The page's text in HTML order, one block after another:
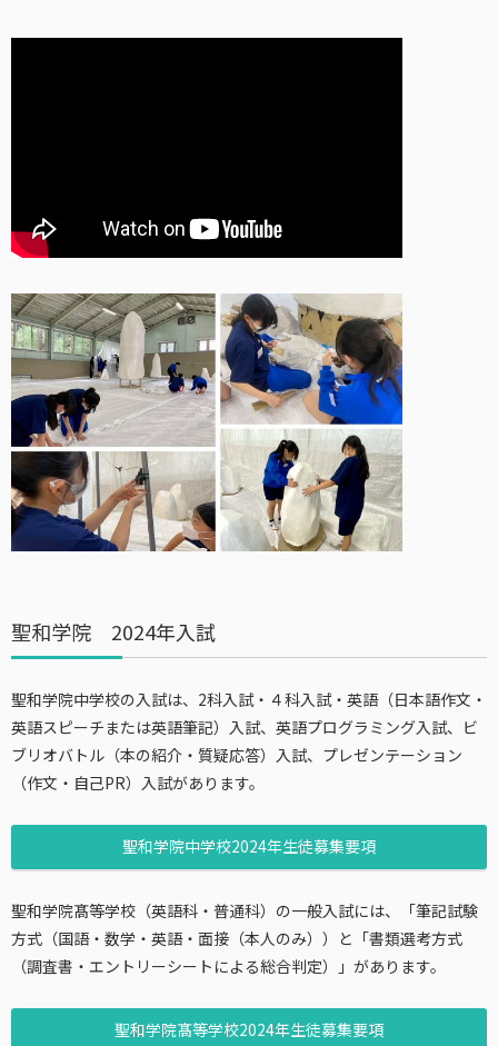
聖和学院 2024年入試
聖和学院中学校の入試は、2科入試・４科入試・英語（日本語作文・
英語スピーチまたは英語筆記）入試、英語プログラミング入試、ビ
ブリオバトル（本の紹介・質疑応答）入試、プレゼンテーション
（作文・自己PR）入試があります。
聖和学院中学校2024年生徒募集要項
聖和学院髙等学校（英語科・普通科）の一般入試には、「筆記試験
方式（国語・数学・英語・面接（本人のみ））と「書類選考方式
（調査書・エントリーシートによる総合判定）」があります。
聖和学院髙等学校2024年生徒募集要項